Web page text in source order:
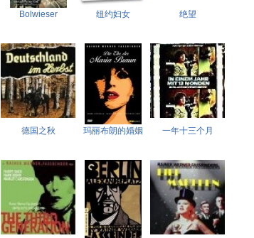
Bolwieser 纽约妇女 绝望
德国之秋 玛丽布朗的婚姻 一年十三个月